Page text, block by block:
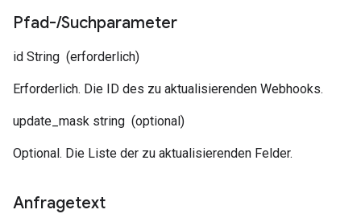
Pfad-/Suchparameter
id String (erforderlich)
Erforderlich. Die ID des zu aktualisierenden Webhooks.
update_mask string (optional)
Optional. Die Liste der zu aktualisierenden Felder.
Anfragetext